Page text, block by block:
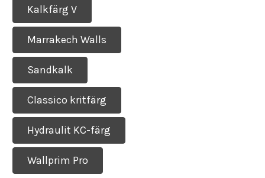
Kalkfärg V
Marrakech Walls
Sandkalk
Classico kritfärg
Hydraulit KC-färg
Wallprim Pro